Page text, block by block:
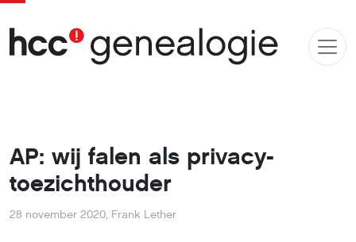
AP: wij falen als privacy-
toezichthouder
28 november 2020, Frank Lether